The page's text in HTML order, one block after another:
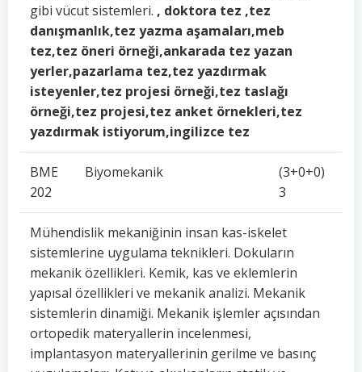
gibi vücut sistemleri. , doktora tez ,tez
danışmanlık,tez yazma aşamaları,meb
tez,tez öneri örneği,ankarada tez yazan
yerler,pazarlama tez,tez yazdırmak
isteyenler,tez projesi örneği,tez taslağı
örneği,tez projesi,tez anket örnekleri,tez
yazdırmak istiyorum,ingilizce tez
BME
202
Biyomekanik
(3+0+0)
3
Mühendislik mekaniğinin insan kas-iskelet
sistemlerine uygulama teknikleri. Dokuların
mekanik özellikleri. Kemik, kas ve eklemlerin
yapısal özellikleri ve mekanik analizi. Mekanik
sistemlerin dinamiği. Mekanik işlemler açısından
ortopedik materyallerin incelenmesi,
implantasyon materyallerinin gerilme ve basınç